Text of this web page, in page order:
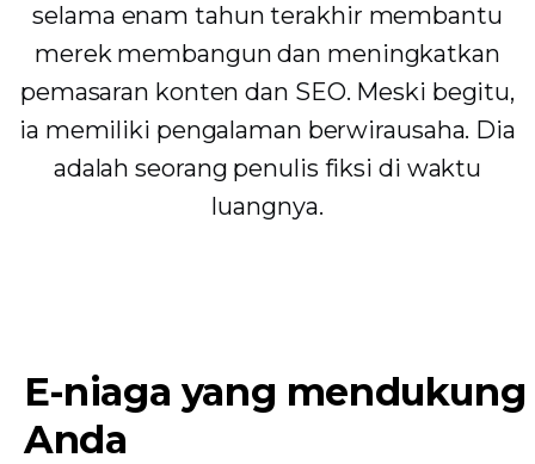
selama enam tahun terakhir membantu
merek membangun dan meningkatkan
pemasaran konten dan SEO. Meski begitu,
ia memiliki pengalaman berwirausaha. Dia
adalah seorang penulis fiksi di waktu
luangnya.
E-niaga yang mendukung
Anda